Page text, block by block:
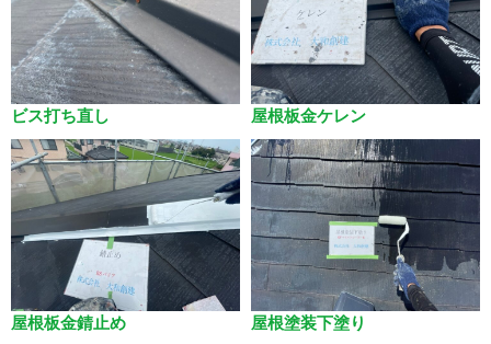
ビス打ち直し 屋根板金ケレン
屋根板金錆止め 屋根塗装下塗り